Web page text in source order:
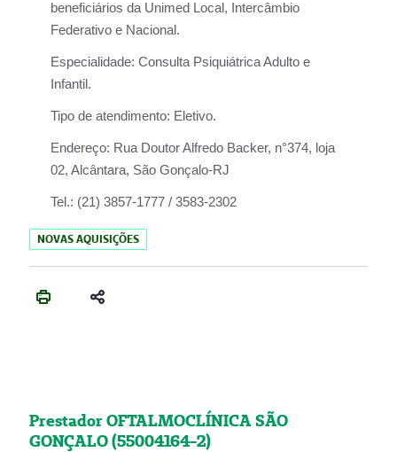
beneficiários da Unimed Local, Intercâmbio
Federativo e Nacional.
Especialidade: Consulta Psiquiátrica Adulto e
Infantil.
Tipo de atendimento: Eletivo.
Endereço: Rua Doutor Alfredo Backer, n°374, loja
02, Alcântara, São Gonçalo-RJ
Tel.: (21) 3857-1777 / 3583-2302
NOVAS AQUISIÇÕES
Prestador OFTALMOCLÍNICA SÃO
GONÇALO (55004164-2)